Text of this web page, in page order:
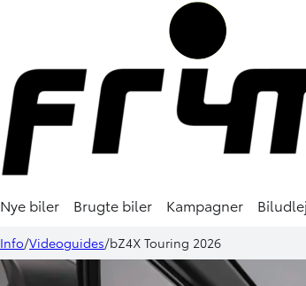
Nye biler Brugte biler Kampagner
Info Videoguides bZ4X Touring 2026